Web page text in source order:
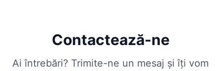
Contactează-ne
Ai întrebări? Trimite-ne un mesaj și îți vom